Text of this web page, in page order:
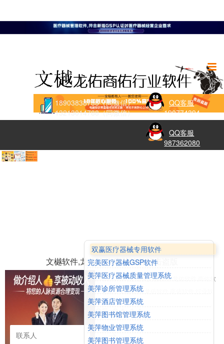
18903838788（同微信）
13213014788（同微信）
QQ客服
190774394
QQ客服
987362080
文樾软件,龙佑软件,商佑软件打击盗版
文樾龙佑商佑行业软件网(服务13213014788)是提供文樾软件,龙佑软件,商佑软
件终身免费服务支持的专业网站，包括了文樾软件,龙佑软件,商佑软件,行业软
件,商业零售软件,商业批发软件,会员管理软件,服务业软件,休闲娱乐软件等一百
余款行业细分管理软件，是各行业商家选择管理软件的可靠选择。
2025-04-14
双赢医疗器械专用软件
完美医疗器械GSP软件
美萍医疗器械质量管理系统
美萍诊所管理系统
美萍酒店管理系统
美萍图书馆管理系统
美萍物业管理系统
美萍图书管理系统